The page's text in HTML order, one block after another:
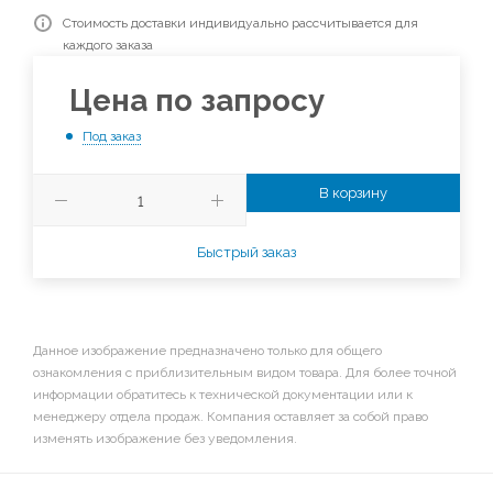
Стоимость доставки индивидуально рассчитывается для
каждого заказа
Цена по запросу
Под заказ
В корзину
Быстрый заказ
Данное изображение предназначено только для общего
ознакомления с приблизительным видом товара. Для более точной
информации обратитесь к технической документации или к
менеджеру отдела продаж. Компания оставляет за собой право
изменять изображение без уведомления.